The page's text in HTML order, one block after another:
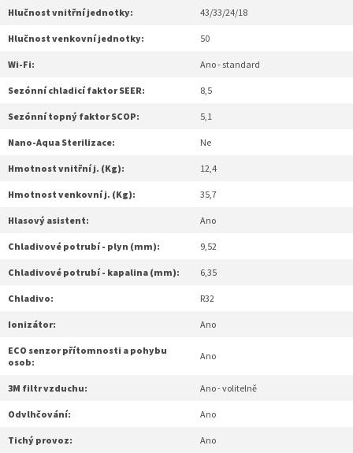
Hlučnost vnitřní jednotky: 43/33/24/18
Hlučnost venkovní jednotky: 50
Wi-Fi: Ano - standard
Sezónní chladicí faktor SEER: 8,5
Sezónní topný faktor SCOP: 5,1
Nano-Aqua Sterilizace: Ne
Hmotnost vnitřní j. (Kg): 12,4
Hmotnost venkovní j. (Kg): 35,7
Hlasový asistent: Ano
Chladivové potrubí - plyn (mm): 9,52
Chladivové potrubí - kapalina (mm): 6,35
Chladivo: R32
Ionizátor: Ano
ECO senzor přítomnosti a pohybu
osob:
Ano
3M filtr vzduchu: Ano - volitelně
Odvlhčování: Ano
Tichý provoz: Ano